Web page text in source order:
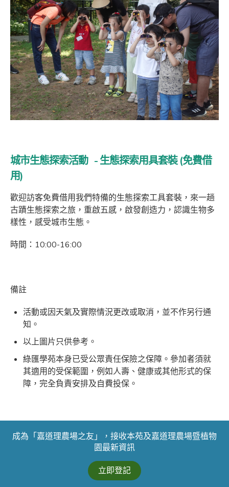
城市生態探索活動 - 生態探索用具套裝 (免費借
用)
歡迎訪客免費借用我們特備的生態探索工具套裝，來一趟
古蹟生態探索之旅，重啟五感，啟發創造力，認識生物多
樣性，感受城市生態。
時間：10:00-16:00
備註
活動或因天氣及實際情況更改或取消，並不作另行通
知。
以上圖片只供參考。
綠匯學苑本身已受公眾責任保險之保障。參加者須就
其適用的受保範圍，例如人壽、健康或其他形式的保
障，完全負責安排及自費投保。
成為「嘉道理農場之友」，接收本苑及嘉道理農場暨植物
園最新資訊
立即登記